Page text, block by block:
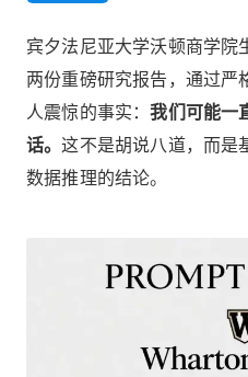
宾夕法尼亚大学沃顿商学院
两份重磅研究报告，通过严
人震惊的事实：我们可能一
话。这不是胡说八道，而是
数据推理的结论。